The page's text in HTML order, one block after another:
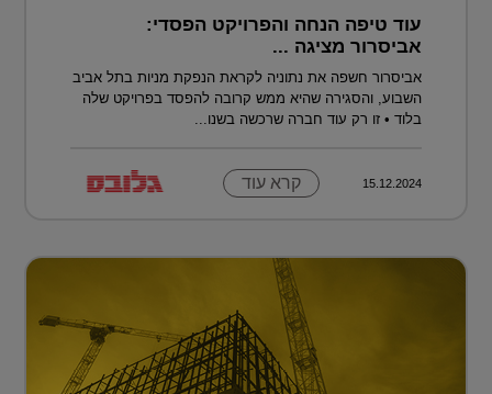
עוד טיפה הנחה והפרויקט הפסדי:
אביסרור מציגה ...
אביסרור חשפה את נתוניה לקראת הנפקת מניות בתל אביב
השבוע, והסגירה שהיא ממש קרובה להפסד בפרויקט שלה
בלוד • זו רק עוד חברה שרכשה בשנו...
15.12.2024 קרא עוד